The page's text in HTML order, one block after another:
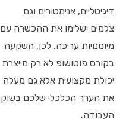
דיגיטליים, אנימטורים וגם
צלמים ישלימו את ההכשרה עם
מיומנויות עריכה. לכן, השקעה
בקורס פוטושופ לא רק מייצרת
יכולת מקצועית אלא גם מעלה
את הערך הכלכלי שלכם בשוק
העבודה.